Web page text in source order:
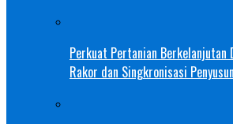
Perkuat Pertanian Berkelanjutan
Rakor dan Singkronisasi